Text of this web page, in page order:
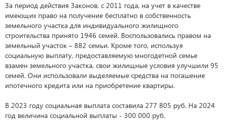
За период действия Законов, с 2011 года, на учет в качестве
имеющих право на получение бесплатно в собственность
земельного участка для индивидуального жилищного
строительства принято 1946 семей. Воспользовались правом на
земельный участок – 882 семьи. Кроме того, используя
социальную выплату, предоставляемую многодетной семье
взамен земельного участка, свои жилищные условия улучшили 95
семей. Они использовали выделяемые средства на погашение
ипотечного кредита или на приобретение квартиры.
В 2023 году социальная выплата составила 277 805 руб. На 2024
год величина социальной выплаты - 300 000 руб.